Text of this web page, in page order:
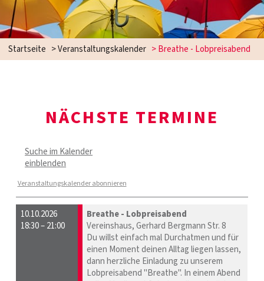
Startseite > Veranstaltungskalender > Breathe - Lobpreisabend
NÄCHSTE TERMINE
Suche im Kalender
einblenden
Veranstaltungskalender abonnieren
10.10.2026
18:30 – 21:00
Breathe - Lobpreisabend
Vereinshaus, Gerhard Bergmann Str. 8
Du willst einfach mal Durchatmen und für
einen Moment deinen Alltag liegen lassen,
dann herzliche Einladung zu unserem
Lobpreisabend "Breathe". In einem Abend